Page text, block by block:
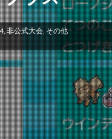
, 非公式大会, その他